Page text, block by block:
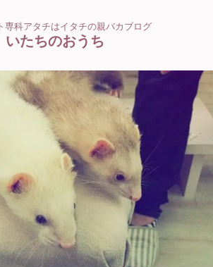
専科アタチはイタチの親バカブログ
いたちのおうち